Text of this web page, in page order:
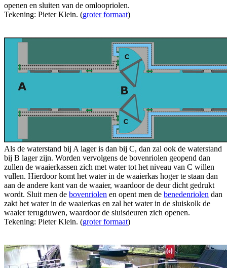
openen en sluiten van de omloopriolen.
Tekening: Pieter Klein. (groter formaat)
Als de waterstand bij A lager is dan bij C, dan zal ook de waterstand
bij B lager zijn. Worden vervolgens de bovenriolen geopend dan
zullen de waaierkassen zich met water tot het niveau van C willen
vullen. Hierdoor komt het water in de waaierkas hoger te staan dan
aan de andere kant van de waaier, waardoor de deur dicht gedrukt
wordt. Sluit men de bovenriolen en opent men de benedenriolen dan
zakt het water in de waaierkas en zal het water in de sluiskolk de
waaier terugduwen, waardoor de sluisdeuren zich openen.
Tekening: Pieter Klein. (groter formaat)